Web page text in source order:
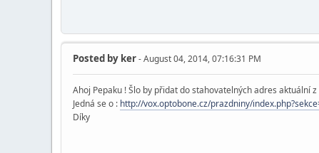
Posted by ker- August 04, 2014, 07:16:31 PM
Ahoj Pepaku ! Šlo by přidat do stahovatelných adres aktuální z
Jedná se o : http://vox.optobone.cz/prazdniny/
Díky